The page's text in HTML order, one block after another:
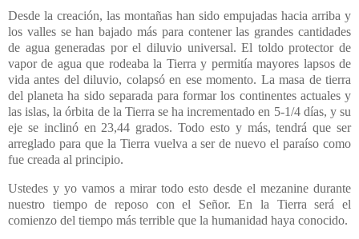
Desde la creación, las montañas han sido empujadas hacia arriba y
los valles se han bajado más para contener las grandes cantidades
de agua generadas por el diluvio universal. El toldo protector de
vapor de agua que rodeabala Tierra y permitía mayores lapsos de
vida antes del diluvio, colapsó en ese momento. La masa de tierra
del planeta ha sido separada para formar los continentes actuales y
las islas, la órbita de la Tierra se ha incrementado en 5-1/4 días, y su
eje se inclinó en 23,44 grados. Todo esto y más, tendrá que ser
arreglado para que la Tierra vuelva a ser de nuevo el paraíso como
fue creada al principio.
Ustedes y yo vamos a mirar todo esto desde el mezanine durante
nuestro tiempo de reposo con el Señor. Enla Tierra será el
comienzo del tiempo más terrible que la humanidad haya conocido.